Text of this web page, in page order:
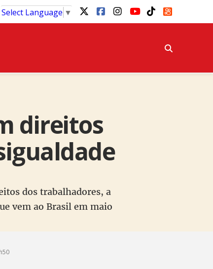
Select Language ▼
direitos
dos trabalhadores, a
vem ao Brasil em maio